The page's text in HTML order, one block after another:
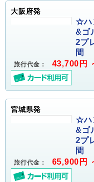
大阪府発
☆ハ
&ゴ
2プ
間
旅行代金： 43,700円
宮城県発
☆ハ
&ゴ
2プ
間
旅行代金： 65,900円